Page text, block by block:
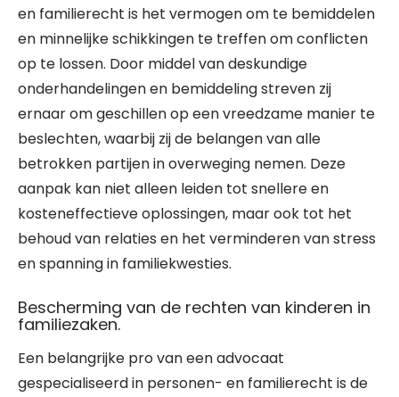
en familierecht is het vermogen om te bemiddelen
en minnelijke schikkingen te treffen om conflicten
op te lossen. Door middel van deskundige
onderhandelingen en bemiddeling streven zij
ernaar om geschillen op een vreedzame manier te
beslechten, waarbij zij de belangen van alle
betrokken partijen in overweging nemen. Deze
aanpak kan niet alleen leiden tot snellere en
kosteneffectieve oplossingen, maar ook tot het
behoud van relaties en het verminderen van stress
en spanning in familiekwesties.
Bescherming van de rechten van kinderen in
familiezaken.
Een belangrijke pro van een advocaat
gespecialiseerd in personen- en familierecht is de